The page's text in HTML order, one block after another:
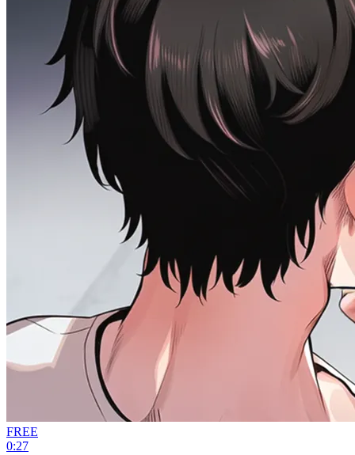
FREE
0:27